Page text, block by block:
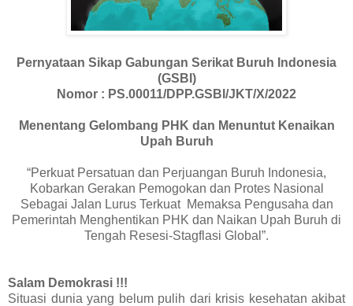
Pernyataan Sikap Gabungan Serikat Buruh Indonesia
(GSBI)
Nomor : PS.00011/DPP.GSBI/JKT/X/2022
Menentang Gelombang PHK dan Menuntut Kenaikan
Upah Buruh
“Perkuat Persatuan dan Perjuangan Buruh Indonesia,
Kobarkan Gerakan Pemogokan dan Protes Nasional
Sebagai Jalan Lurus Terkuat
Memaksa Pengusaha dan
Pemerintah Menghentikan PHK dan Naikan Upah Buruh di
Tengah Resesi-Stagflasi Global”.
Salam Demokrasi !!!
Situasi dunia yang belum pulih dari krisis kesehatan akibat